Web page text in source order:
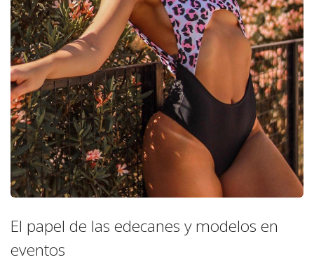
El papel de las edecanes y modelos en
eventos